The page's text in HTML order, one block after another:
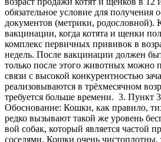
обязательное условие для получения
документов (метрики, родословной).
вакцинации, когда котята и щенки
комплекс первичных прививок в
недель. После вакцинации должен
только после этого животных можно
связи с высокой конкурентностью
реализовываются в трёхмесячном
требуется больше времени. 3. Пункт
Обоснование: Кошки, как правило,
редко вызывают такой же уровень
вой собак, который является частой
соседями. Кошки очень